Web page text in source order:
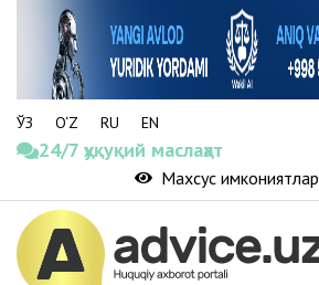
ЎЗ O‘Z RU EN
24/7 ҳуқуқий маслаҳат
Махсус имкониятлар